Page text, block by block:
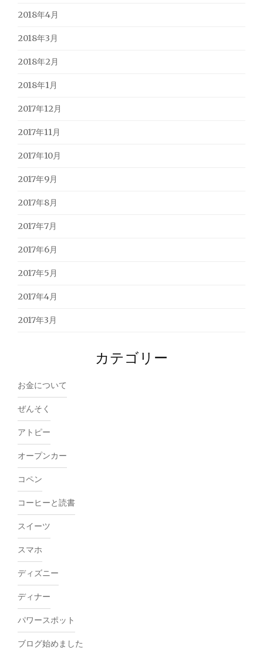
2018年4月
2018年3月
2018年2月
2018年1月
2017年12月
2017年11月
2017年10月
2017年9月
2017年8月
2017年7月
2017年6月
2017年5月
2017年4月
2017年3月
カテゴリー
お金について
ぜんそく
アトピー
オープンカー
コペン
コーヒーと読書
スイーツ
スマホ
ディズニー
ディナー
パワースポット
ブログ始めました